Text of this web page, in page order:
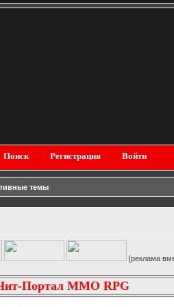
Поиск Регистрация Войти
темы
[реклама вместо
Портал MMO RPG